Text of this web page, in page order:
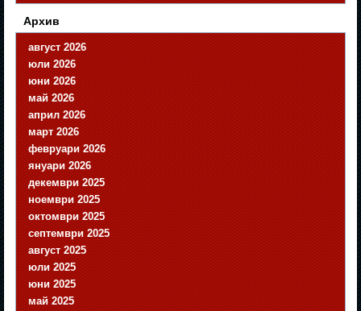
Архив
август 2026
юли 2026
юни 2026
май 2026
април 2026
март 2026
февруари 2026
януари 2026
декември 2025
ноември 2025
октомври 2025
септември 2025
август 2025
юли 2025
юни 2025
май 2025